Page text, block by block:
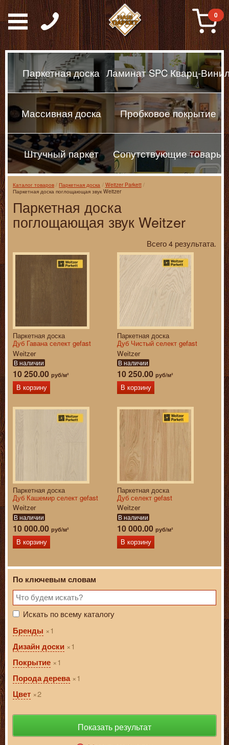
Паркет, Штучный
0
Паркетная доска Ламинат SPC Кварц-
Массивная доска Пробковое покрытие
Штучный паркет Сопутствующие товары
Каталог товаров Паркетная доска
Weitzer Parkett
Паркетная доска поглощающая звук Weitzer
Паркетная доска
поглощающая звук Weitzer
Всего 4 результата.
Паркетная доска
Дуб Гавана селект gefast
Weitzer
В наличии
10 250.00 руб/м²
В корзину
Паркетная доска
Дуб Чистый селект gefast
Weitzer
В наличии
10 250.00 руб/м²
В корзину
Паркетная доска
Дуб Кашемир селект gefast
Weitzer
В наличии
10 000.00 руб/м²
В корзину
Паркетная доска
Дуб селект gefast
Weitzer
В наличии
10 000.00 руб/м²
В корзину
По ключевым словам
Искать по всему каталогу
Бренды
1
Дизайн доски
1
Покрытие
1
Порода дерева
1
Цвет
2
Показать результат